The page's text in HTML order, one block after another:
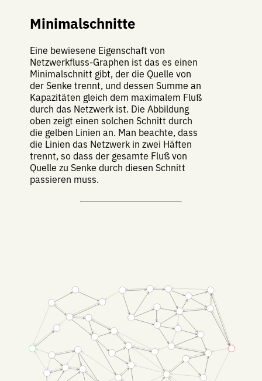
Minimalschnitte
Eine bewiesene Eigenschaft von
Netzwerkfluss-Graphen ist das es einen
Minimalschnitt gibt, der die Quelle von
der Senke trennt, und dessen Summe an
Kapazitäten gleich dem maximalem Fluß
durch das Netzwerk ist. Die Abbildung
oben zeigt einen solchen Schnitt durch
die gelben Linien an. Man beachte, dass
die Linien das Netzwerk in zwei Häften
trennt, so dass der gesamte Fluß von
Quelle zu Senke durch diesen Schnitt
passieren muss.